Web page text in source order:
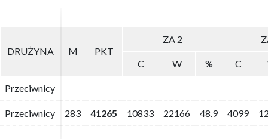
DRUŻYNA M PKT
ZA 2
C W % C
Przeciwnicy
Przeciwnicy 283 41265 10833 22166 48.9 4099
DRUŻYNA M PKT
ZA 2
C W % C
Przeciwnicy
Przeciwnicy 283 41265 10833 22166 48.9 4099